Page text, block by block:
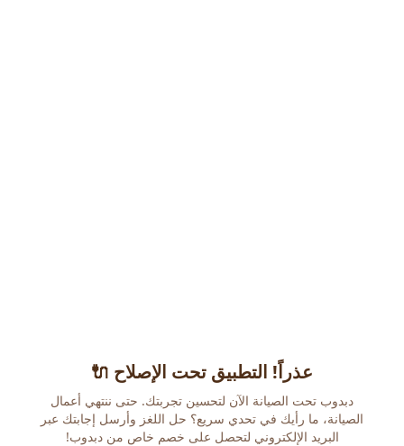
عذراً! التطبيق تحت الإصلاح 🔌
دبدوب تحت الصيانة الآن لتحسين تجربتك. حتى ننتهي أعمال
الصيانة، ما رأيك في تحدي سريع؟ حل اللغز وأرسل إجابتك عبر
البريد الإلكتروني لتحصل على خصم خاص من دبدوب!